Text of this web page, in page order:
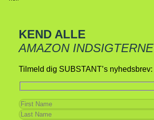
KEND ALLE
AMAZON INDSIGTERNE
Tilmeld dig SUBSTANT’s nyhedsbrev: